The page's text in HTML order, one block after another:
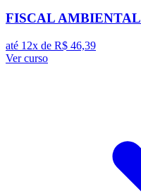
FISCAL AMBIENTAL
até 12x de R$ 46,39
Ver curso